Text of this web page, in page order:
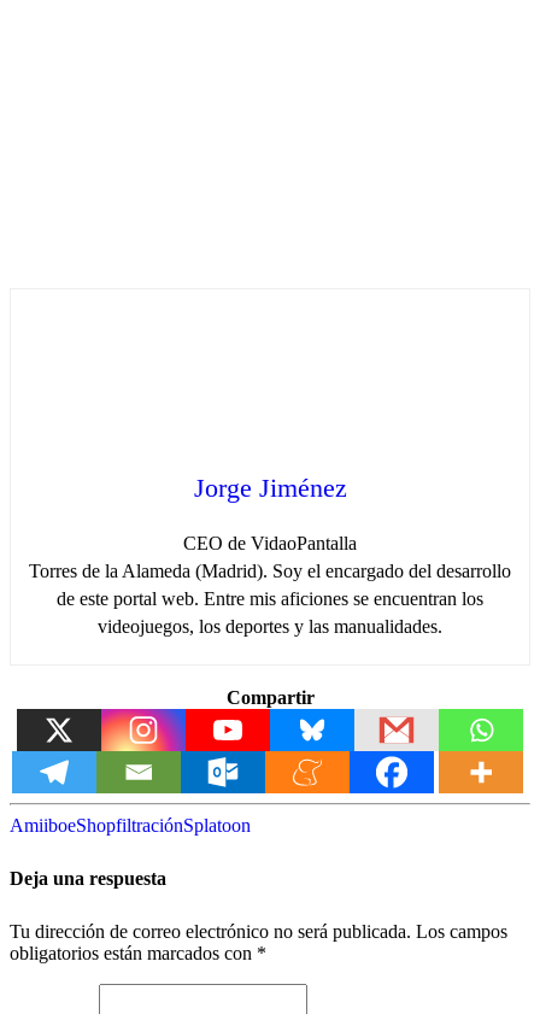
Jorge Jiménez
CEO de VidaoPantalla
Torres de la Alameda (Madrid). Soy el encargado del desarrollo
de este portal web. Entre mis aficiones se encuentran los
videojuegos, los deportes y las manualidades.
Compartir
AmiiboeShopfiltraciónSplatoon
Deja una respuesta
Tu dirección de correo electrónico no será publicada. Los campos
obligatorios están marcados con *